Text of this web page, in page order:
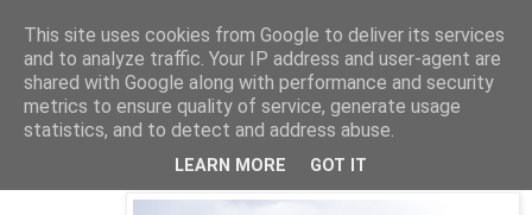
25 junio 2008
El A400M se presenta al mundo
mañana en Sevilla
This site uses cookies from Google to deliver its services
and to analyze traffic. Your IP address and user-agent are
shared with Google along with performance and security
metrics to ensure quality of service, generate usage
statistics, and to detect and address abuse.
LEARN MORE GOT IT